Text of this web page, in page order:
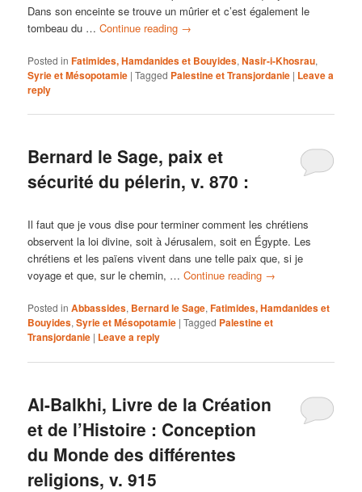
Dans son enceinte se trouve un mûrier et c’est également le
tombeau du …Continue reading →
Posted in Fatimides, Hamdanides et Bouyides,Nasir-i-Khosrau,
Syrie et Mésopotamie |Tagged Palestine et Transjordanie | Leave a
reply
Bernard le Sage, paix et
sécurité du pélerin, v. 870 :
Il faut que je vous dise pour terminer comment les chrétiens
observent la loi divine, soit à Jérusalem, soit en Égypte. Les
chrétiens et les païens vivent dans une telle paix que, si je
voyage et que, sur le chemin, …Continue reading →
Posted in Abbassides, Bernard le Sage,Fatimides, Hamdanides et
Bouyides,Syrie et Mésopotamie |Tagged Palestine et
Transjordanie | Leave a reply
Al-Balkhi, Livre de la Création
et de l’Histoire : Conception
du Monde des différentes
religions, v. 915